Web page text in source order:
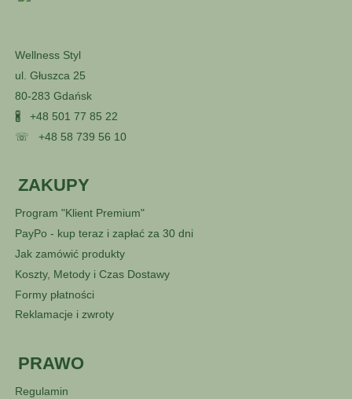
Wellness Styl
ul. Głuszca 25
80-283 Gdańsk
🖁 +48 501 77 85 22
☏ +48 58 739 56 10
ZAKUPY
Program "Klient Premium"
PayPo - kup teraz i zapłać za 30 dni
Jak zamówić produkty
Koszty, Metody i Czas Dostawy
Formy płatności
Reklamacje i zwroty
PRAWO
Regulamin